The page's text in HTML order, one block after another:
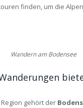
finden, um die
Wandern am Bodensee
gehört der